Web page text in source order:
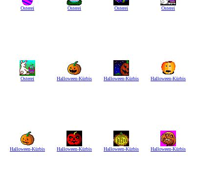
Osterei Osterei Osterei Osterei
Osterei Halloween-Kürbis Halloween-Kürbis Halloween-Kürbis
Halloween-Kürbis Halloween-Kürbis Halloween-Kürbis Halloween-Kürbis